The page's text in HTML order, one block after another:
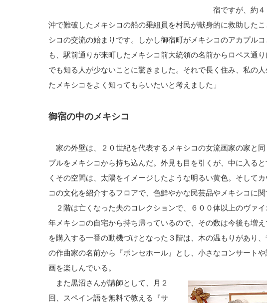
宿ですが、約
沖で難破したメキシコの船の乗組員を村民が献身的に救助した
シコの交流の始まりです。しかし御宿町がメキシコのアカプル
も、駅前通りが来町したメキシコ前大統領の名前からロペス通
でも知る人が少ないことに驚きました。それで長く住み、私の
たメキシコをよく知ってもらいたいと考えました」
御宿の中のメキシコ
家の外壁は、２０世紀を代表するメキシコの女流画家の家と
プルをメキシコから持ち込んだ。外見も目を引くが、中に入る
くその空間は、太陽をイメージしたような明るい黄色。そして
コの文化を紹介するフロアで、色鮮やかな民芸品やメキシコに関
２階は亡くなった夫のコレクションで、６００体以上のヴァ
年メキシコの自宅から持ち帰っているので、その数は今後も増
を購入する一番の動機づけとなった３階は、木の温もりがあり
の作曲家の名前から『ポンセホール』とし、小さなコンサート
画を楽しんでいる。
また黒沼さんが講師として、月２
回、スペイン語を無料で教える『サ